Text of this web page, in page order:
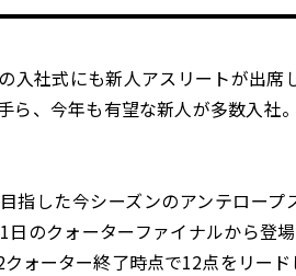
入社式にも新人アスリートが出席
ら、今年も有望な新人が多数入社
指した今シーズンのアンテロー
日のクォーターファイナルから登
ォーター終了時点で12点をリー